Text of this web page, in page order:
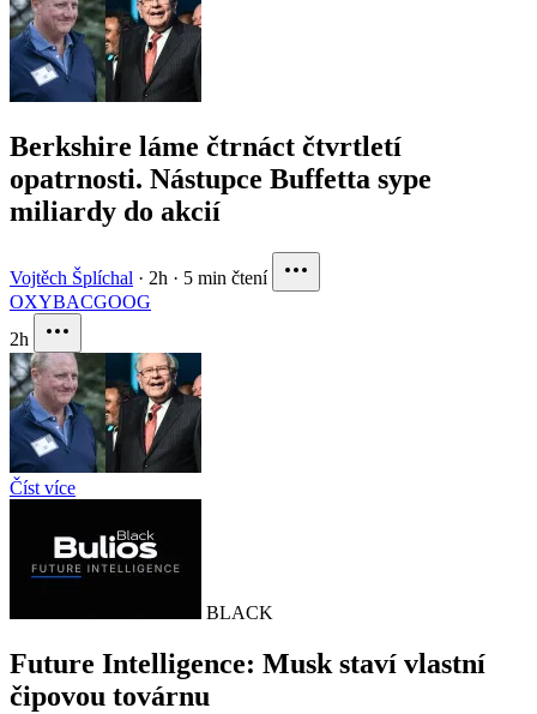
Berkshire láme čtrnáct čtvrtletí
opatrnosti. Nástupce Buffetta sype
miliardy do akcií
Vojtěch Šplíchal · 2h · 5 min čtení
OXYBACGOOG
2h
Číst více
BLACK
Future Intelligence: Musk staví vlastní
čipovou továrnu